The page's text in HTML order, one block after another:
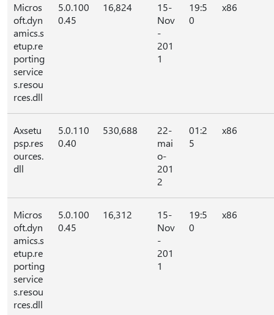
Micros
oft.dyn
amics.s
etup.re
porting
service
s.resou
rces.dll
5.0.100
0.45
16,824
15-
Nov
-
201
1
19:5
0
x86
Axsetu
psp.res
ources.
dll
5.0.110
0.40
530,688
22-
mai
o-
201
2
01:2
5
x86
Micros
oft.dyn
amics.s
etup.re
porting
service
s.resou
rces.dll
5.0.100
0.45
16,312
15-
Nov
-
201
1
19:5
0
x86